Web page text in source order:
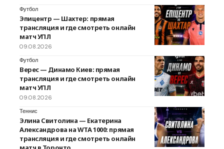
Футбол
Эпицентр — Шахтер: прямая
трансляция и где смотреть онлайн
матч УПЛ
09.08.2026
Футбол
Верес — Динамо Киев: прямая
трансляция и где смотреть онлайн
матч УПЛ
09.08.2026
Теннис
Элина Свитолина — Екатерина
Александрова на WTA 1000: прямая
трансляция и где смотреть онлайн